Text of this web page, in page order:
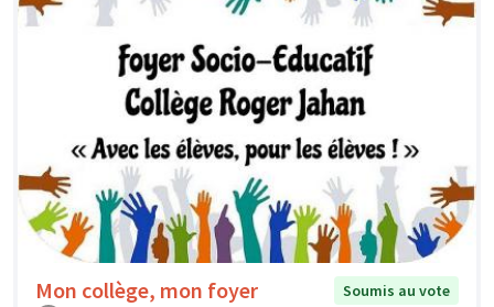
Mon collège, mon foyer
Soumis au vote